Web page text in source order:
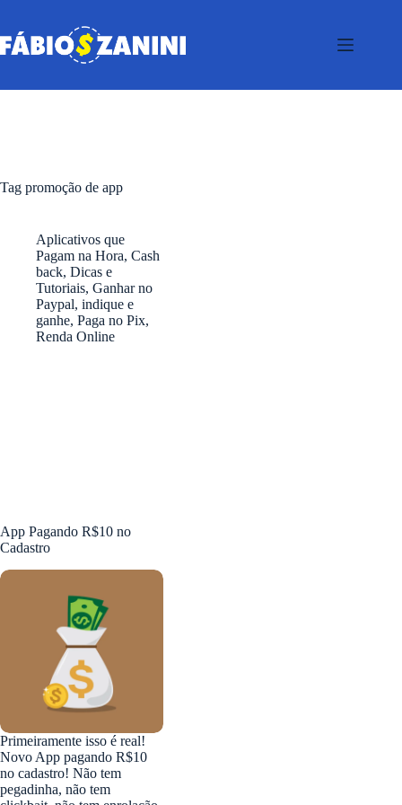
o
conteúdo
Tag promoção de app
Aplicativos que
Pagam na Hora, Cash
back, Dicas e
Tutoriais, Ganhar no
Paypal, indique e
ganhe, Paga no Pix,
Renda Online
App Pagando R$10 no
Cadastro
Primeiramente isso é real!
Novo App pagando R$10
no cadastro! Não tem
pegadinha, não tem